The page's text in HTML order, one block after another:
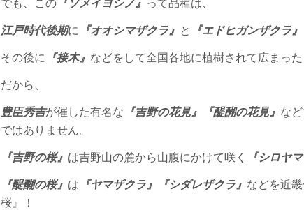
でも、この 『ソメイヨシノ』 って品種は、
江戸時代後期に 『オオシマザクラ』 と 『エドヒガンザクラ』
その後に 『接木』 などをして全国各地に植樹されて広まった
だから、
豊臣秀吉が催した有名な 『吉野の花見』 『醍醐の花見』 な
ではありません。
『吉野の桜』 は吉野山の麓から山腹にかけて咲く 『シロヤ
『醍醐の桜』 は 『ヤマザクラ』 『シダレザクラ』 などを近
桜』！